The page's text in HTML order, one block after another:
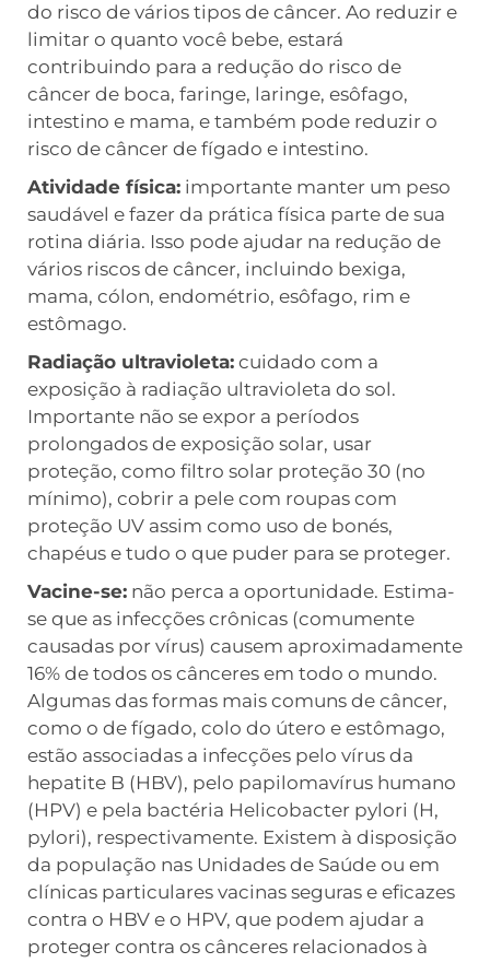
do risco de vários tipos de câncer. Ao reduzir e
limitar o quanto você bebe, estará
contribuindo para a redução do risco de
câncer de boca, faringe, laringe, esôfago,
intestino e mama, e também pode reduzir o
risco de câncer de fígado e intestino.
Atividade física: importante manter um peso
saudável e fazer da prática física parte de sua
rotina diária. Isso pode ajudar na redução de
vários riscos de câncer, incluindo bexiga,
mama, cólon, endométrio, esôfago, rim e
estômago.
Radiação ultravioleta: cuidado com a
exposição à radiação ultravioleta do sol.
Importante não se expor a períodos
prolongados de exposição solar, usar
proteção, como filtro solar proteção 30 (no
mínimo), cobrir a pele com roupas com
proteção UV assim como uso de bonés,
chapéus e tudo o que puder para se proteger.
Vacine-se: não perca a oportunidade. Estima-
se que as infecções crônicas (comumente
causadas por vírus) causem aproximadamente
16% de todos os cânceres em todo o mundo.
Algumas das formas mais comuns de câncer,
como o de fígado, colo do útero e estômago,
estão associadas a infecções pelo vírus da
hepatite B (HBV), pelo papilomavírus humano
(HPV) e pela bactéria Helicobacter pylori (H,
pylori), respectivamente. Existem à disposição
da população nas Unidades de Saúde ou em
clínicas particulares vacinas seguras e eficazes
contra o HBV e o HPV, que podem ajudar a
proteger contra os cânceres relacionados à